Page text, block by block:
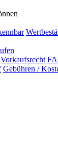
Vorkaufsrecht
Gebühren /